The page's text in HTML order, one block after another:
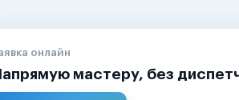
онлайн
мастеру, без